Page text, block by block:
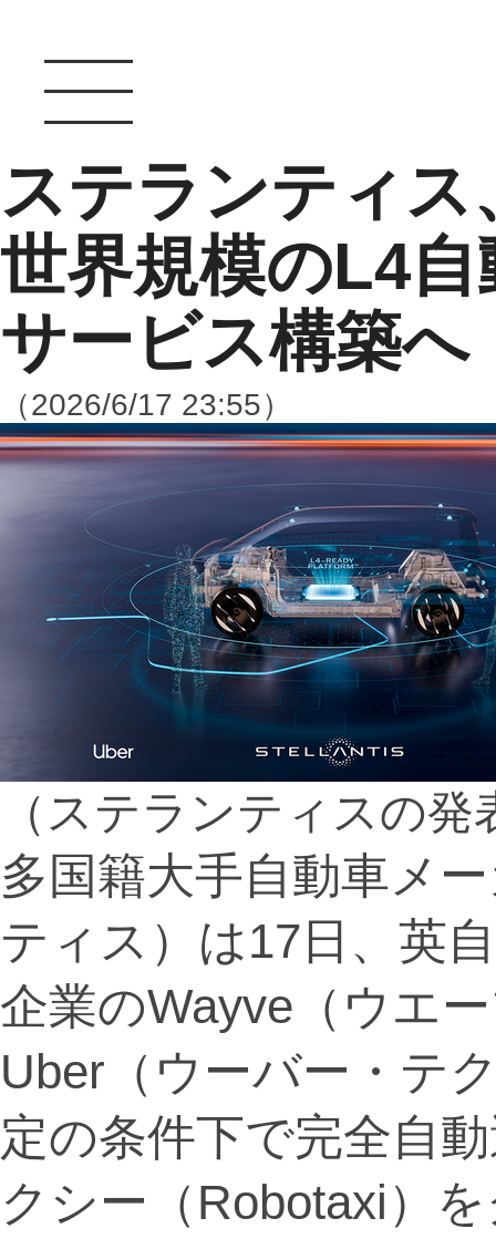
ステランティ
世界規模のL4
サービス構築へ
（2026/6/17 23:55）
（ステランティスの発
多国籍大手自動車メ
ティス）は17日、英
企業のWayve（ウエ
Uber（ウーバー・テ
定の条件下で完全自
クシー（Robotaxi）